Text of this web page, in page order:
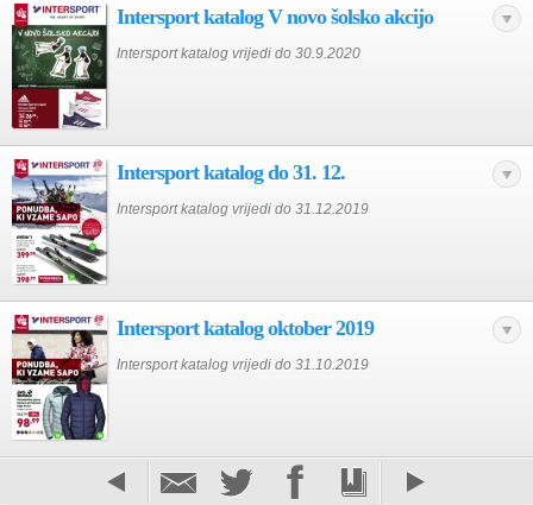
Intersport katalog V novo šolsko akcijo
Intersport katalog vrijedi do 30.9.2020
Intersport katalog do 31. 12.
Intersport katalog vrijedi do 31.12.2019
Intersport katalog oktober 2019
Intersport katalog vrijedi do 31.10.2019